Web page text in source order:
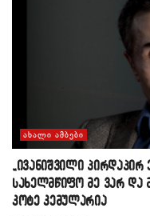
ᲐᲮᲐᲚᲘ ᲐᲛᲑᲔᲑᲘ
„ივანიშვილი პირდაპირ
სახელმწიფო მე ვარ და
კოტე კემულარია